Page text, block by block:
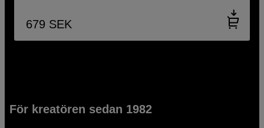
679 SEK
För kreatören sedan 1982